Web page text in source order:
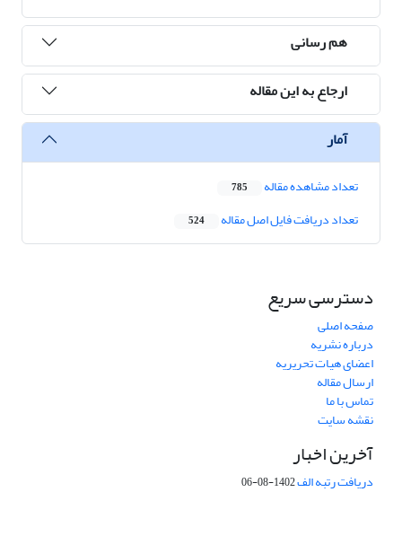
هم رسانی
ارجاع به این مقاله
آمار
تعداد مشاهده مقاله 785
تعداد دریافت فایل اصل مقاله 524
دسترسی سریع
صفحه اصلی
درباره نشریه
اعضای هیات تحریریه
ارسال مقاله
تماس با ما
نقشه سایت
آخرین اخبار
دریافت رتبه الف1402-08-06